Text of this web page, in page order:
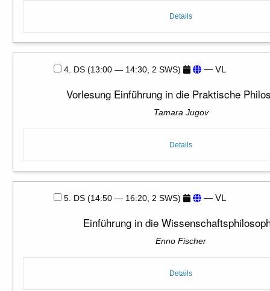
Details
4. DS (13:00 — 14:30, 2 SWS) — VL
Vorlesung Einführung in die Praktische
Tamara Jugov
Details
5. DS (14:50 — 16:20, 2 SWS) — VL
Einführung in die
Enno Fischer
Details